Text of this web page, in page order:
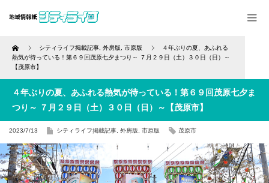
Home シティライフ掲載記事 外房版 市原版
４年ぶりの夏、あふれる
熱気が待っている！第６９回茂原七夕まつり～ ７月２９日（土）３０日（日）～
【茂原市】
４年ぶりの夏、あふれる熱気が待っている！第６９回茂原七夕ま
つり～ ７月２９日（土）３０日（日）～【茂原市】
2023/7/13 シティライフ掲載記事 外房版 市原版 茂原市